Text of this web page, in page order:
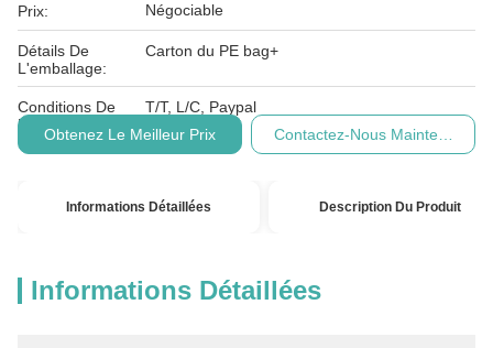
Prix: Négociable
Détails De
L'emballage:
Carton du PE bag+
Conditions De
Paiement:
T/T, L/C, Paypal
Obtenez Le Meilleur Prix
Contactez-Nous Maintenant
Informations Détaillées Description Du Produit
Informations Détaillées